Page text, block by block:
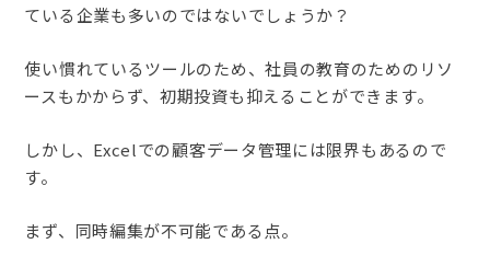
ている企業も多いのではないでしょうか？
使い慣れているツールのため、社員の教育のためのリソ
ースもかからず、初期投資も抑えることができます。
しかし、Excelでの顧客データ管理には限界もあるので
す。
まず、同時編集が不可能である点。